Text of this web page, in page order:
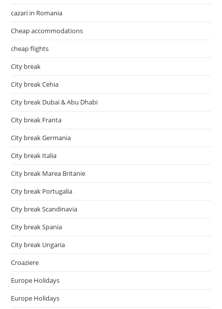
cazari in Romania
Cheap accommodations
cheap flights
City break
City break Cehia
City break Dubai & Abu Dhabi
City break Franta
City break Germania
City break Italia
City break Marea Britanie
City break Portugalia
City break Scandinavia
City break Spania
City break Ungaria
Croaziere
Europe Holidays
Europe Holidays